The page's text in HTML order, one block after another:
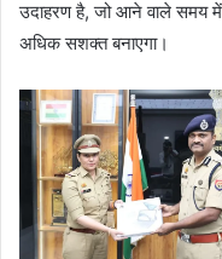
उदाहरण है, जो आने वाले समय
अधिक सशक्त बनाएगा।